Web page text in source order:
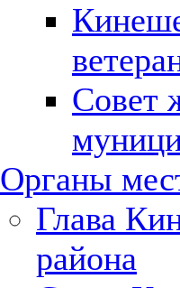
Совет
Органы
Глава
района